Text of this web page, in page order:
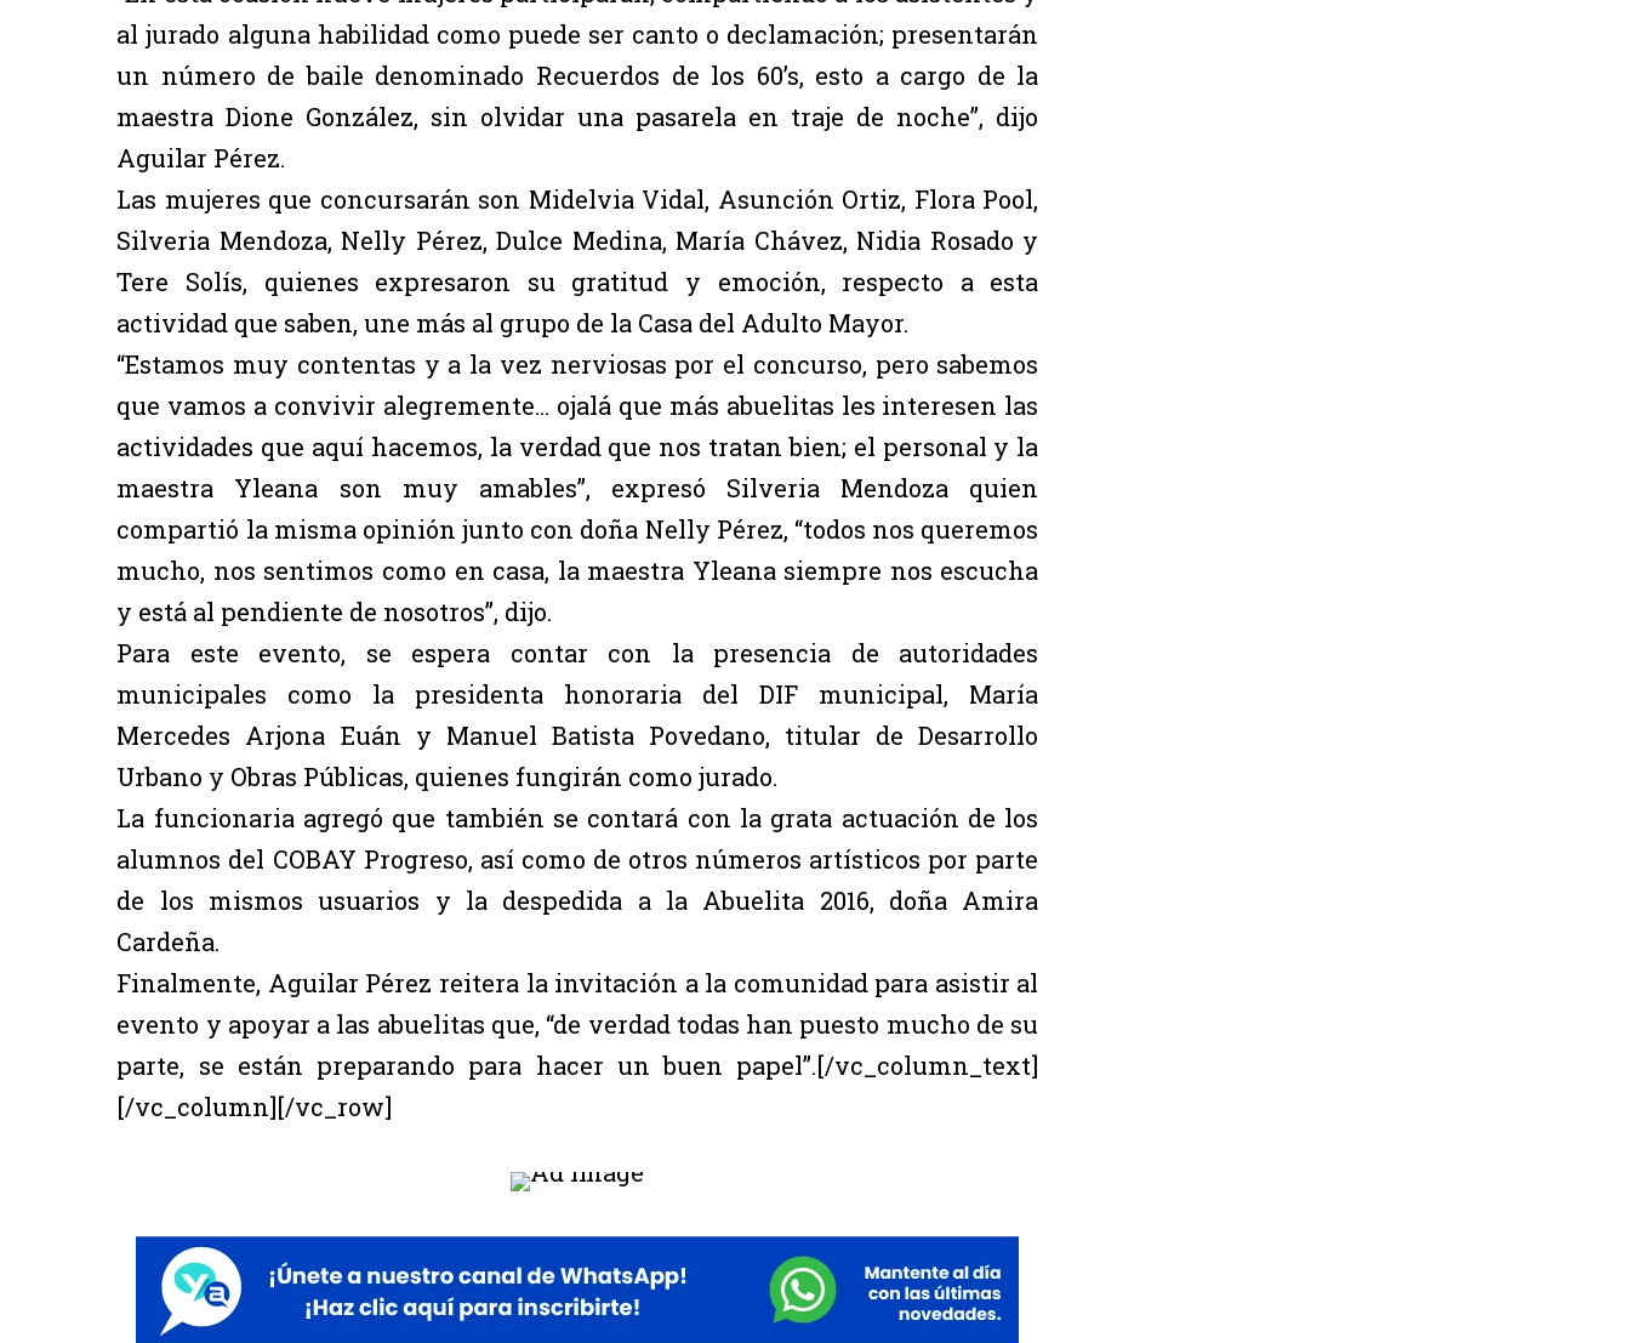
al jurado alguna habilidad como puede ser canto o declamación; presentarán
un número de baile denominado Recuerdos de los 60’s, esto a cargo de la
maestra Dione González, sin olvidar una pasarela en traje de noche”, dijo
Aguilar Pérez.
Las mujeres que concursarán son Midelvia Vidal, Asunción Ortiz, Flora Pool,
Silveria Mendoza, Nelly Pérez, Dulce Medina, María Chávez, Nidia Rosado y
Tere Solís, quienes expresaron su gratitud y emoción, respecto a esta
actividad que saben, une más al grupo de la Casa del Adulto Mayor.
“Estamos muy contentas y a la vez nerviosas por el concurso, pero sabemos
que vamos a convivir alegremente… ojalá que más abuelitas les interesen las
actividades que aquí hacemos, la verdad que nos tratan bien; el personal y la
maestra Yleana son muy amables”, expresó Silveria Mendoza quien
compartió la misma opinión junto con doña Nelly Pérez, “todos nos queremos
mucho, nos sentimos como en casa, la maestra Yleana siempre nos escucha
y está al pendiente de nosotros”, dijo.
Para este evento, se espera contar con la presencia de autoridades
municipales como la presidenta honoraria del DIF municipal, María
Mercedes Arjona Euán y Manuel Batista Povedano, titular de Desarrollo
Urbano y Obras Públicas, quienes fungirán como jurado.
La funcionaria agregó que también se contará con la grata actuación de los
alumnos del COBAY Progreso, así como de otros números artísticos por parte
de los mismos usuarios y la despedida a la Abuelita 2016, doña Amira
Cardeña.
Finalmente, Aguilar Pérez reitera la invitación a la comunidad para asistir al
evento y apoyar a las abuelitas que, “de verdad todas han puesto mucho de su
parte, se están preparando para hacer un buen papel”.[/vc_column_text]
[/vc_column][/vc_row]